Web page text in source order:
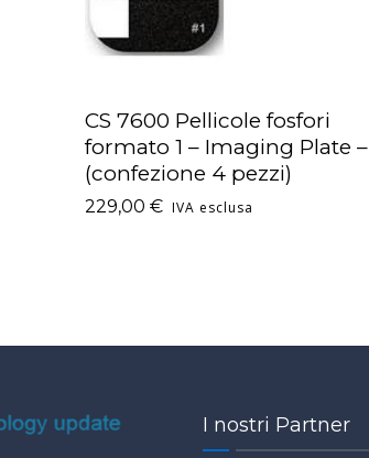
AGGIUNGI AL CARRELLO
CS 7600 Pellicole fosfori
formato 1 – Imaging Plate –
(confezione 4 pezzi)
229,00 € IVA esclusa
I nostri Partner